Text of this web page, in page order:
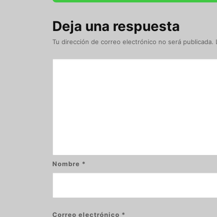
Deja una respuesta
Tu dirección de correo electrónico no será publicada.
Nombre *
Correo electrónico *